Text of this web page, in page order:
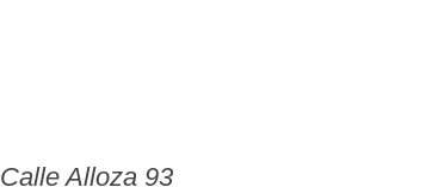
Calle Alloza 93